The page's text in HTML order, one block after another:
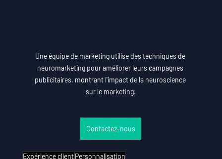
Une équipe de marketing utilise des techniques de
neuromarketing pour améliorer leurs campagnes
publicitaires, montrant l'impact de la neuroscience
sur le marketing.
Contactez-nous
Expérience clientPersonnalisation